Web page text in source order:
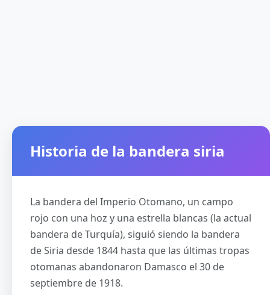
Historia de la bandera siria
La bandera del Imperio Otomano, un campo
rojo con una hoz y una estrella blancas (la actual
bandera de Turquía), siguió siendo la bandera
de Siria desde 1844 hasta que las últimas tropas
otomanas abandonaron Damasco el 30 de
septiembre de 1918.